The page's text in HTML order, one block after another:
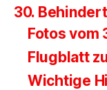
30.
Fotos vom
Flugblatt
Wichtige